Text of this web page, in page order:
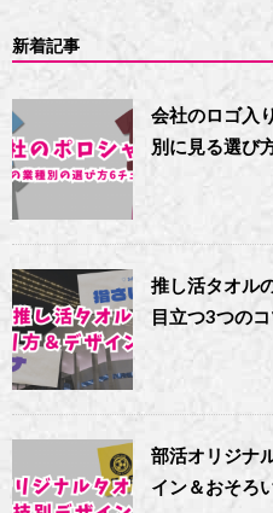
新着記事
会社のロゴ入
別に見る選び
推し活タオル
目立つ3つの
部活オリジナ
イン＆おそろ